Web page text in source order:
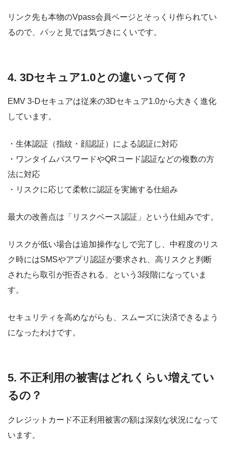
リンク先も本物のVpass会員ページとそっくり作られてい
るので、パッと見では気づきにくいです。
4. 3Dセキュア1.0との違いって何？
EMV 3-Dセキュアは従来の3Dセキュア1.0から大きく進化
しています。
・生体認証（指紋・顔認証）による認証に対応
・ワンタイムパスワードやQRコード認証などの複数の方
法に対応
・リスクに応じて柔軟に認証を実施する仕組み
最大の改善点は「リスクベース認証」という仕組みです。
リスクが低い場合は追加操作なしで完了し、中程度のリス
ク時にはSMSやアプリ認証が要求され、高リスクと判断
されたら取引が拒否される、という3段階になっていま
す。
セキュリティを高めながらも、スムーズに決済できるよう
になったわけです。
5. 不正利用の被害はどれくらい増えてい
るの？
クレジットカード不正利用被害の額は深刻な状況になって
います。